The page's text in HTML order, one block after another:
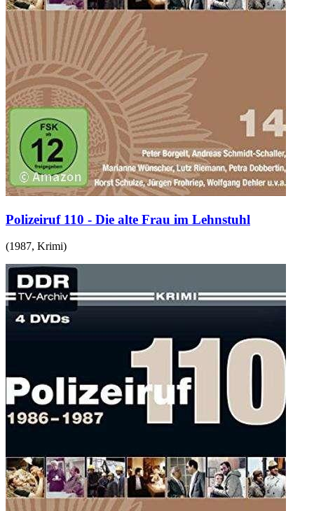
Polizeiruf 110 - Die alte Frau im Lehnstuhl
(1987, Krimi)